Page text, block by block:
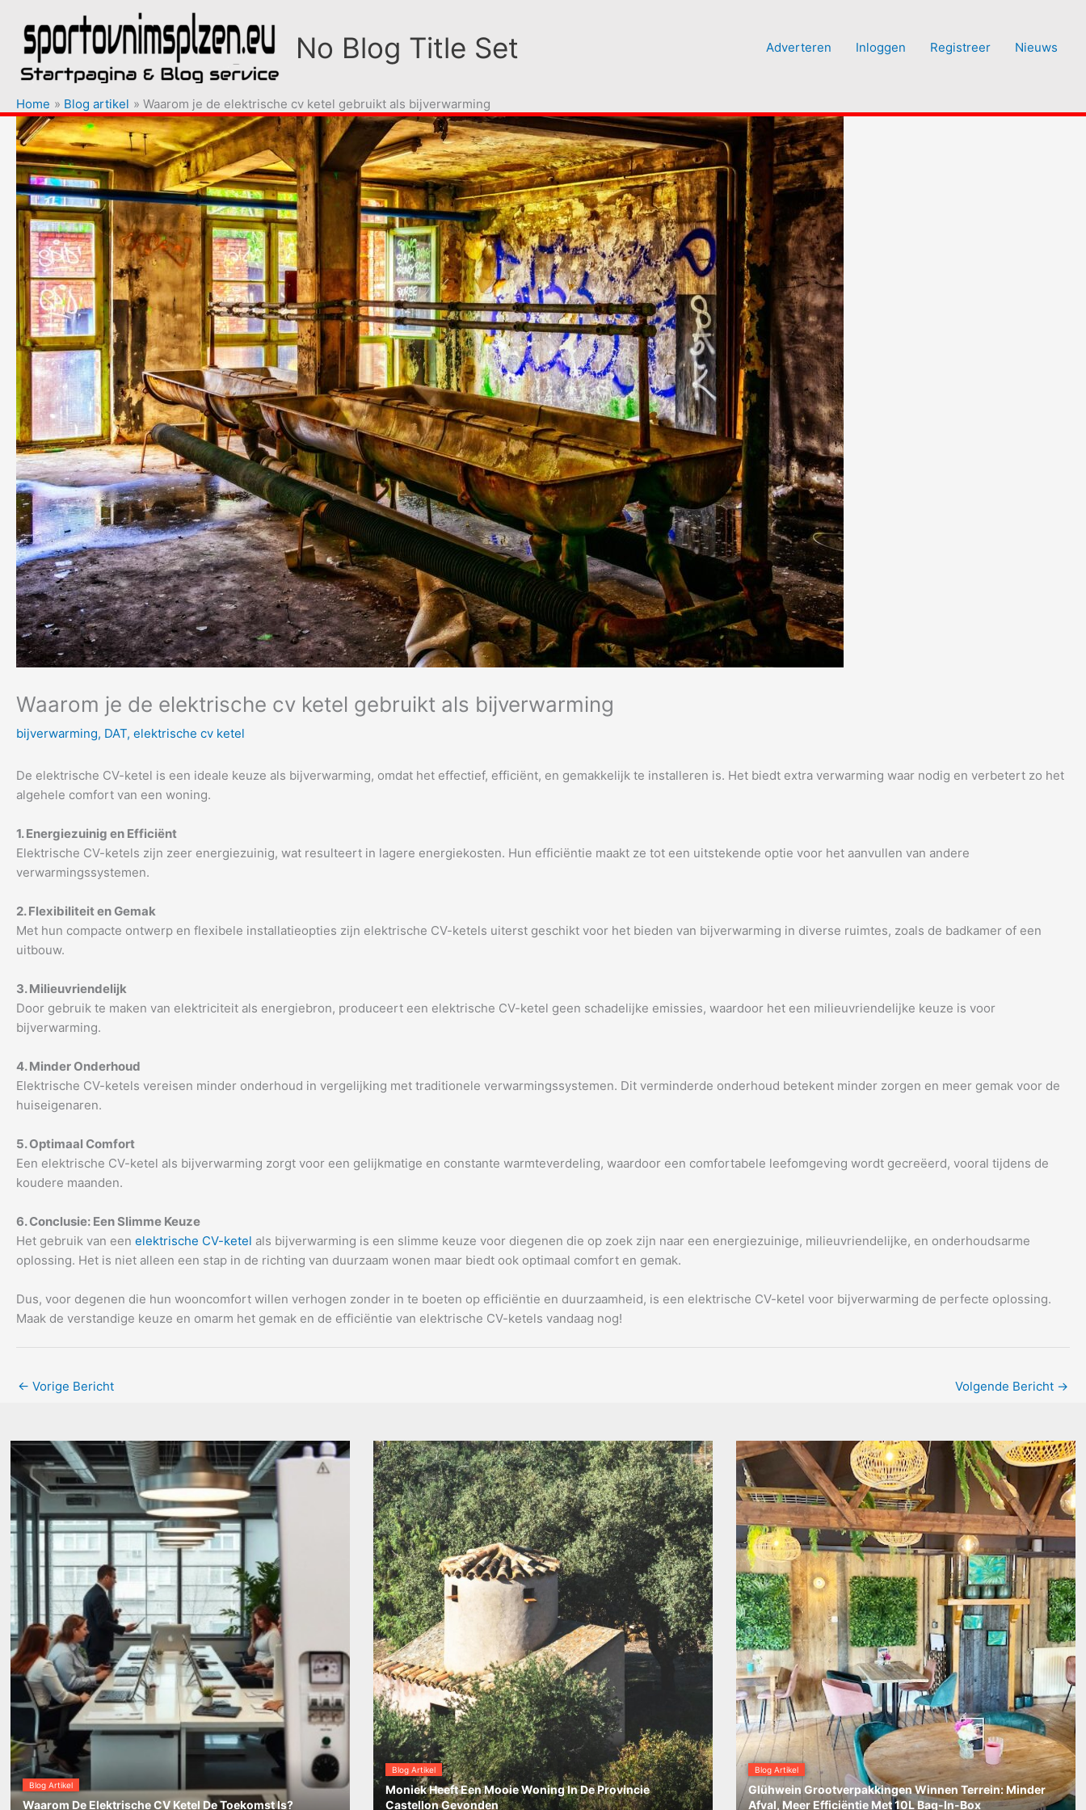
naar
inhoud
No Blog Title Set Adverteren Inloggen Registreer Nieuws
Home Blog artikel Waarom je de elektrische cv ketel gebruikt als bijverwarming
Waarom je de elektrische cv ketel gebruikt als bijverwarming
bijverwarming, DAT, elektrische cv ketel
De elektrische CV-ketel is een ideale keuze als bijverwarming, omdat het effectief, efficiënt, en gemakkelijk te installeren is. Het biedt extra verwarming waar nodig en verbetert zo het
algehele comfort van een woning.
1. Energiezuinig en Efficiënt
Elektrische CV-ketels zijn zeer energiezuinig, wat resulteert in lagere energiekosten. Hun efficiëntie maakt ze tot een uitstekende optie voor het aanvullen van andere
verwarmingssystemen.
2. Flexibiliteit en Gemak
Met hun compacte ontwerp en flexibele installatieopties zijn elektrische CV-ketels uiterst geschikt voor het bieden van bijverwarming in diverse ruimtes, zoals de badkamer of een
uitbouw.
3. Milieuvriendelijk
Door gebruik te maken van elektriciteit als energiebron, produceert een elektrische CV-ketel geen schadelijke emissies, waardoor het een milieuvriendelijke keuze is voor
bijverwarming.
4. Minder Onderhoud
Elektrische CV-ketels vereisen minder onderhoud in vergelijking met traditionele verwarmingssystemen. Dit verminderde onderhoud betekent minder zorgen en meer gemak voor de
huiseigenaren.
5. Optimaal Comfort
Een elektrische CV-ketel als bijverwarming zorgt voor een gelijkmatige en constante warmteverdeling, waardoor een comfortabele leefomgeving wordt gecreëerd, vooral tijdens de
koudere maanden.
6. Conclusie: Een Slimme Keuze
Het gebruik van een elektrische CV-ketel als bijverwarming is een slimme keuze voor diegenen die op zoek zijn naar een energiezuinige, milieuvriendelijke, en onderhoudsarme
oplossing. Het is niet alleen een stap in de richting van duurzaam wonen maar biedt ook optimaal comfort en gemak.
Dus, voor degenen die hun wooncomfort willen verhogen zonder in te boeten op efficiëntie en duurzaamheid, is een elektrische CV-ketel voor bijverwarming de perfecte oplossing.
Maak de verstandige keuze en omarm het gemak en de efficiëntie van elektrische CV-ketels vandaag nog!
← Vorige Bericht Volgende Bericht →
Blog Artikel
Waarom De Elektrische CV Ketel De Toekomst Is?
Blog Artikel
Moniek Heeft Een Mooie Woning In De Provincie
Castellon Gevonden
Blog Artikel
Glühwein Grootverpakkingen Winnen Terrein: Minder
Afval, Meer Efficiëntie Met 10L Bag-In-Box